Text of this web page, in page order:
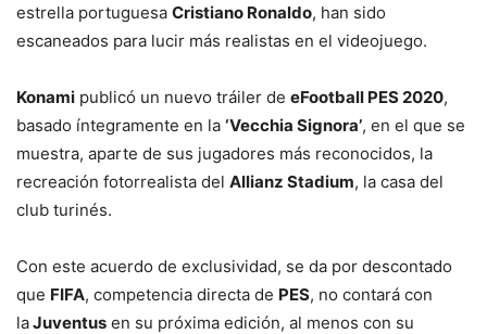
estrella portuguesa Cristiano Ronaldo, han sido
escaneados para lucir más realistas en el videojuego.
Konami publicó un nuevo tráiler de eFootball PES 2020,
basado íntegramente en la ‘Vecchia Signora’, en el que se
muestra, aparte de sus jugadores más reconocidos, la
recreación fotorrealista del Allianz Stadium, la casa del
club turinés.
Con este acuerdo de exclusividad, se da por descontado
que FIFA, competencia directa de PES, no contará con
laJuventus en su próxima edición, al menos con su